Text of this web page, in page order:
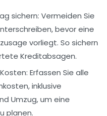
sichern: Vermeiden Sie
bevor eine
vorliegt. So sichern
Kreditabsagen.
Erfassen Sie alle
inklusive
Umzug, um eine
planen.